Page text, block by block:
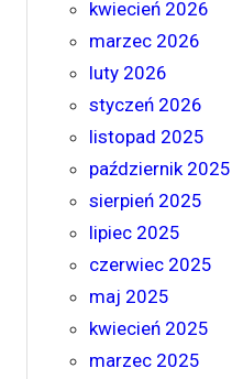
kwiecień 2026
marzec 2026
luty 2026
styczeń 2026
listopad 2025
październik 2025
sierpień 2025
lipiec 2025
czerwiec 2025
maj 2025
kwiecień 2025
marzec 2025